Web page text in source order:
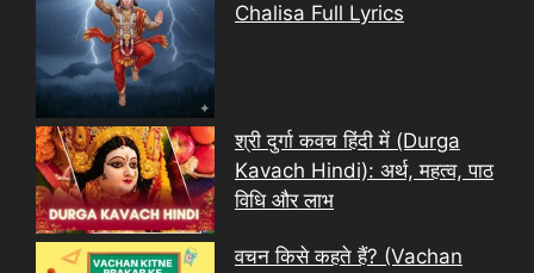
Chalisa Full Lyrics
श्री दुर्गा कवच हिंदी में (Durga
Kavach Hindi): अर्थ, महत्व, पाठ
विधि और लाभ
वचन किसे कहते हैं? (Vachan